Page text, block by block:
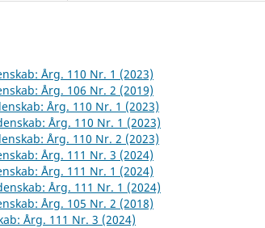
Årg. 110 Nr. 1 (2023)
Årg. 106 Nr. 2 (2019)
Årg. 110 Nr. 1 (2023)
Årg. 110 Nr. 1 (2023)
Årg. 110 Nr. 2 (2023)
Årg. 111 Nr. 3 (2024)
Årg. 111 Nr. 1 (2024)
Årg. 111 Nr. 1 (2024)
Årg. 105 Nr. 2 (2018)
Årg. 111 Nr. 3 (2024)